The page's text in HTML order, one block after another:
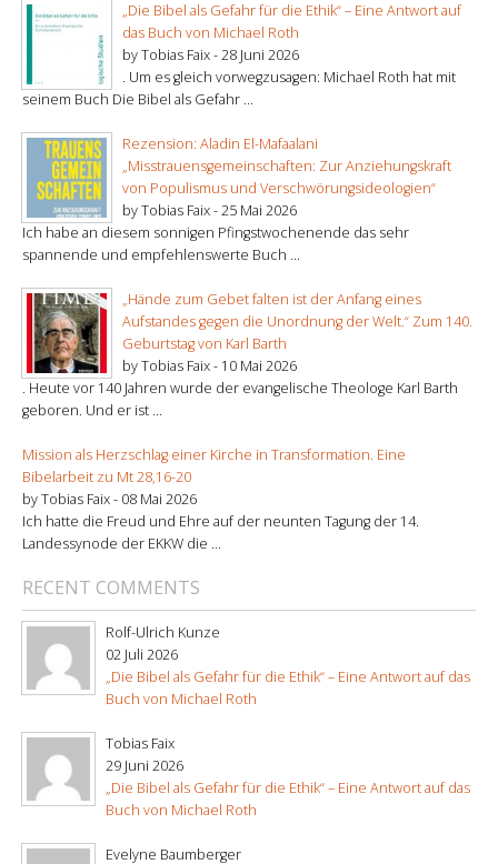
„Die Bibel als Gefahr für die Ethik“ – Eine Antwort auf
das Buch von Michael Roth
by Tobias Faix -28 Juni 2026
. Um es gleich vorwegzusagen: Michael Roth hat mit
seinem Buch Die Bibel als Gefahr ...
Rezension: Aladin El-Mafaalani
„Misstrauensgemeinschaften: Zur Anziehungskraft
von Populismus und Verschwörungsideologien“
by Tobias Faix -25 Mai 2026
Ich habe an diesem sonnigen Pfingstwochenende das sehr
spannende und empfehlenswerte Buch ...
„Hände zum Gebet falten ist der Anfang eines
Aufstandes gegen die Unordnung der Welt.“ Zum 140.
Geburtstag von Karl Barth
by Tobias Faix - 10 Mai 2026
. Heute vor 140 Jahren wurde der evangelische Theologe Karl Barth
geboren. Und er ist ...
Mission als Herzschlag einer Kirche in Transformation. Eine
Bibelarbeit zu Mt 28,16-20
by Tobias Faix - 08 Mai 2026
Ich hatte die Freud und Ehre auf der neunten Tagung der 14.
Landessynode der EKKW die ...
RECENT COMMENTS
Rolf-Ulrich Kunze
02 Juli 2026
„Die Bibel als Gefahr für die Ethik“ – Eine Antwort auf das
Buch von Michael Roth
Tobias Faix
29 Juni 2026
„Die Bibel als Gefahr für die Ethik“ – Eine Antwort auf das
Buch von Michael Roth
Evelyne Baumberger